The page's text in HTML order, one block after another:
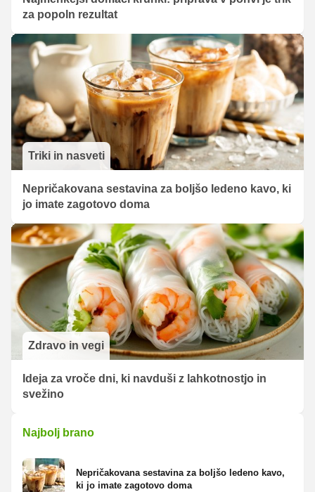
za popoln rezultat
Triki in nasveti
Nepričakovana sestavina za boljšo ledeno kavo, ki
jo imate zagotovo doma
Zdravo in vegi
Ideja za vroče dni, ki navduši z lahkotnostjo in
svežino
Najbolj brano
Nepričakovana sestavina za boljšo ledeno kavo,
ki jo imate zagotovo doma